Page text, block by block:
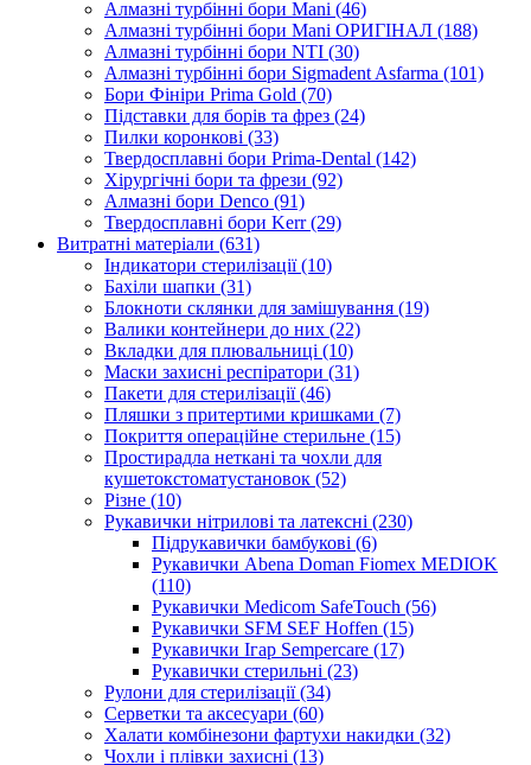
Алмазні турбінні бори Mani (46)
Алмазні турбінні бори Mani ОРИГІНАЛ (188)
Алмазні турбінні бори NTI (30)
Алмазні турбінні бори Sigmadent Asfarma (101)
Бори Фініри Prima Gold (70)
Підставки для борів та фрез (24)
Пилки коронкові (33)
Твердосплавні бори Prima-Dental (142)
Хірургічні бори та фрези (92)
Алмазні бори Denco (91)
Твердосплавні бори Kerr (29)
Витратні матеріали (631)
Індикатори стерилізації (10)
Бахіли шапки (31)
Блокноти склянки для замішування (19)
Валики контейнери до них (22)
Вкладки для плювальниці (10)
Маски захисні респіратори (31)
Пакети для стерилізації (46)
Пляшки з притертими кришками (7)
Покриття операційне стерильне (15)
Простирадла неткані та чохли для
кушетокстоматустановок (52)
Різне (10)
Рукавички нітрилові та латексні (230)
Підрукавички бамбукові (6)
Рукавички Abena Doman Fiomex MEDIOK
(110)
Рукавички Medicom SafeTouch (56)
Рукавички SFM SEF Hoffen (15)
Рукавички Ігар Sempercare (17)
Рукавички стерильні (23)
Рулони для стерилізації (34)
Серветки та аксесуари (60)
Халати комбінезони фартухи накидки (32)
Чохли і плівки захисні (13)